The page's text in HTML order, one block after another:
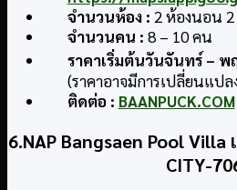
จำนวนห้อง : 2 ห้องนอน
จำนวนคน : 8 – 10 คน
ราคาเริ่มต้นวันจันทร์ –
(ราคาอาจมีการเปลี่ยนแปล
ติดต่อ : BAANPUCK.COM
6.NAP Bangsaen Pool
CITY-